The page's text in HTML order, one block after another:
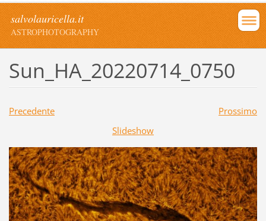
salvolauricella.it
ASTROPHOTOGRAPHY
Sun_HA_20220714_0750
Precedente
Prossimo
Slideshow